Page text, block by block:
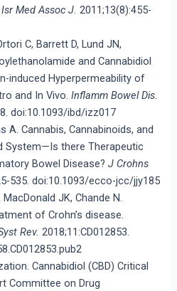
Isr Med Assoc J. 2011;13(8):455-
C, Barrett D, Lund JN,
and Cannabidiol
induced Hyperpermeability of
and In Vivo.Inflamm Bowel Dis.
doi:10.1093/ibd/izz017
A. Cannabis, Cannabinoids, and
System—Is there Therapeutic
Bowel Disease?J Crohns
535. doi:10.1093/ecco-jcc/jjy185
JK, Chande N.
of Crohn’s disease.
Rev. 2018;11:CD012853.
Cannabidiol (CBD) Critical
Committee on Drug